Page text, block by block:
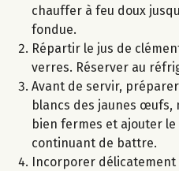
chauffer à feu doux
fondue.
Répartir le jus de
verres. Réserver au
Avant de servir,
blancs des jaunes œufs,
bien fermes et ajouter le
continuant de battre.
Incorporer délicatement